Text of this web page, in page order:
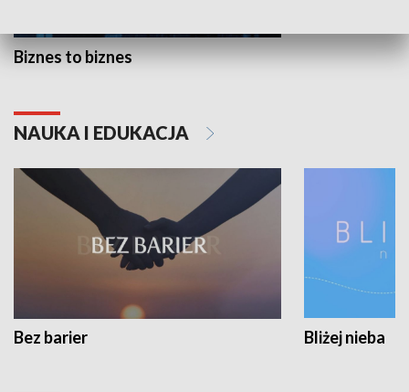
Biznes to biznes
NAUKA I EDUKACJA
Bez barier Bliżej nieba